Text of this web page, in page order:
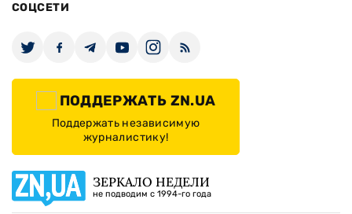
СОЦСЕТИ
ПОДДЕРЖАТЬ ZN.UA
Поддержать независимую
журналистику!
ЗЕРКАЛО НЕДЕЛИ
не подводим с 1994-го года